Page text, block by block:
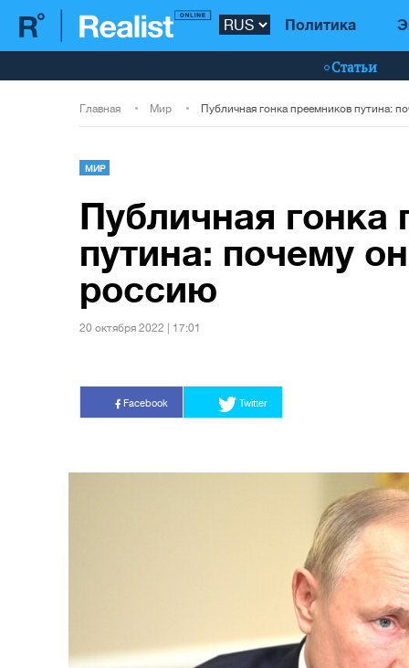
Политика
Статьи
Главная Мир
МИР
Публичная гонка
путина: почему
россию
20 октября 2022 | 17:01
Facebook Twitter